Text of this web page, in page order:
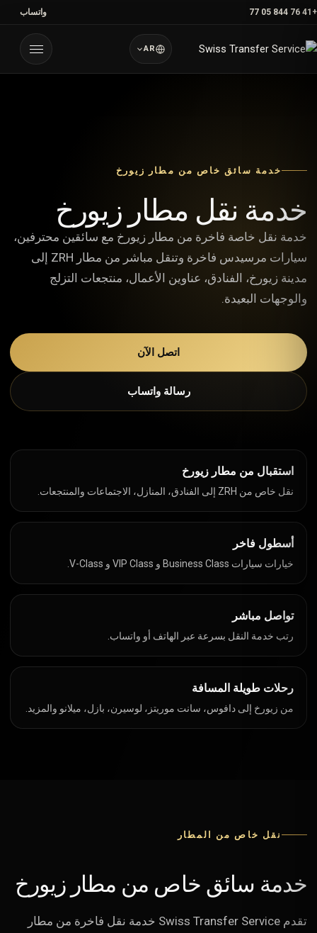
تخطي
المحتوى
+41 76 844 05 77 واتساب
القائمة
AR
خدمة سائق خاص من مطار زيورخ
خدمة نقل مطار زيورخ
خدمة نقل خاصة فاخرة من مطار زيورخ مع سائقين محترفين،
سيارات مرسيدس فاخرة وتنقل مباشر من مطار ZRH إلى
مدينة زيورخ، الفنادق، عناوين الأعمال، منتجعات التزلج
والوجهات البعيدة.
اتصل الآن
رسالة واتساب
استقبال من مطار زيورخ
نقل خاص من ZRH إلى الفنادق، المنازل، الاجتماعات والمنتجعات.
أسطول فاخر
خيارات سيارات Business Class و VIP Class و V-Class.
تواصل مباشر
رتب خدمة النقل بسرعة عبر الهاتف أو واتساب.
رحلات طويلة المسافة
من زيورخ إلى دافوس، سانت موريتز، لوسيرن، بازل، ميلانو والمزيد.
نقل خاص من المطار
خدمة سائق خاص من مطار زيورخ
تقدم Swiss Transfer Service خدمة نقل فاخرة من مطار